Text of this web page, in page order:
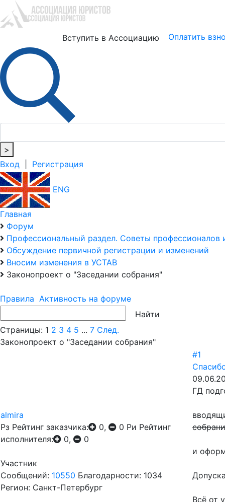
Вступить в Ассоциацию Оплатить
>
Вход
Регистрация
ENG
Главная
Форум
Профессиональный раздел. Советы
Обсуждение первичной регистрации и изменений
Вносим изменения в УСТАВ
Законопроект о "Заседании собрания"
Правила Активность на форуме
Страницы: 1 2 3 4 5 ... 7 След.
Законопроект о "Заседании собрания"
almira
Рз Рейтинг заказчика: 0, 0 Ри Рейтинг
исполнителя:
0, 0
Участник
Сообщений: 10550 Благодарности: 1034
Регион: Санкт-Петербург
#1
ГД
и
Всё от